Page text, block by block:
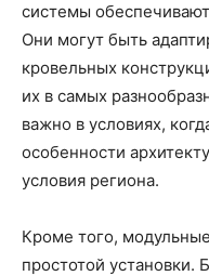
системы
Они могут быть
кровельных
их в самых
важно в условиях,
особенности
условия региона.
Кроме того,
простотой установки.